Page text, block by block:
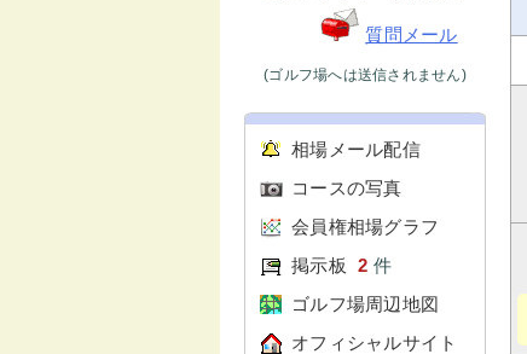
質問メール
(ゴルフ場へは送信されません)
相場メール配信
コースの写真
会員権相場グラフ
掲示板
2 件
ゴルフ場周辺地図
オフィシャルサイト